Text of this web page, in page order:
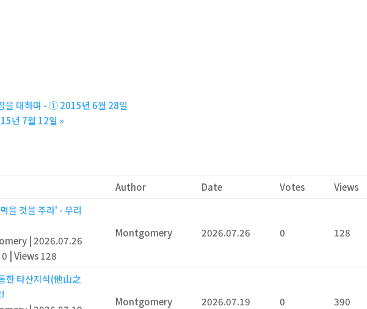
을 대하며 - ① 2015년 6월 28일
년 7월 12일 »
Author Date Votes Views
을 것을 주라' - 우리
2026.07.26
Views 128
Montgomery 2026.07.26 0 128
한 타산지석(他山之
Montgomery 2026.07.19 0 390